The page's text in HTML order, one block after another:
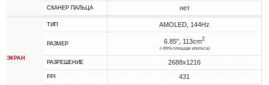
СКАНЕР ПАЛЬЦА нет
ЭКРАН
ТИП AMOLED, 144Hz
РАЗМЕР 6.85", 113cm2
(~89% площади корпуса)
РАЗРЕШЕНИЕ 2688x1216
PPI 431